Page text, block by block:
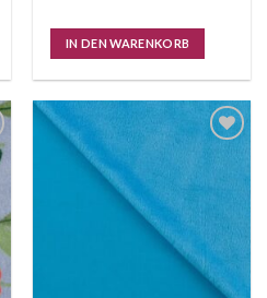
IN DEN WARENKORB